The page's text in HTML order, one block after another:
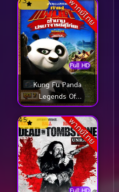
พากย์ไทย
Full HD
Kung Fu Panda
Legends Of
Awesomeness Vol.7
กังฟูแพนด้า ตำนาน
ปรมาจารย์สุโค่ย! ชุด 7
พากย์ไทย
4.5